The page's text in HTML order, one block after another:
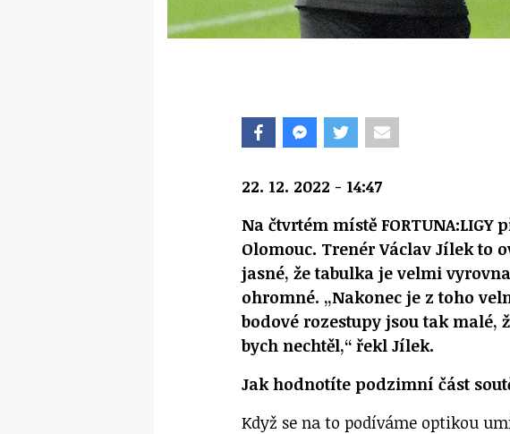
22. 12. 2022 - 14:47
Na čtvrtém místě
Olomouc. Trenér Václav Jílek to
jasné, že tabulka je velmi
ohromné. „Nakonec je z toho
bodové rozestupy jsou tak malé,
bych nechtěl,“ řekl Jílek.
Jak hodnotíte podzimní část
Když se na to podíváme optikou